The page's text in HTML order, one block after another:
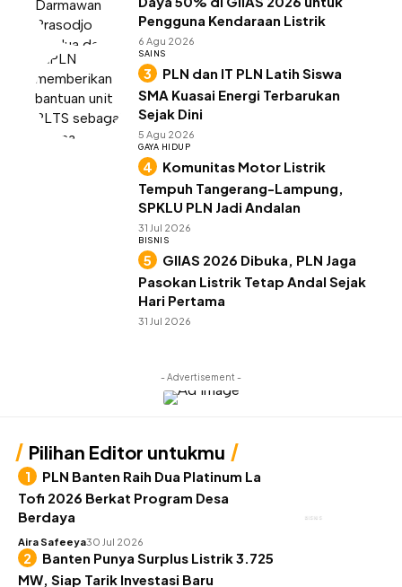
Pengguna Kendaraan Listrik
6 Agu 2026
SAINS
PLN dan IT PLN Latih Siswa
SMA Kuasai Energi Terbarukan
Sejak Dini
5 Agu 2026
GAYA HIDUP
Komunitas Motor Listrik
Tempuh Tangerang-Lampung,
SPKLU PLN Jadi Andalan
31 Jul 2026
BISNIS
GIIAS 2026 Dibuka, PLN Jaga
Pasokan Listrik Tetap Andal Sejak
Hari Pertama
31 Jul 2026
- Advertisement -
Pilihan Editor untukmu
BISNIS
PLN Banten Raih Dua Platinum La
Tofi 2026 Berkat Program Desa
Berdaya
Aira Safeeya30 Jul 2026
Banten Punya Surplus Listrik 3.725
MW, Siap Tarik Investasi Baru